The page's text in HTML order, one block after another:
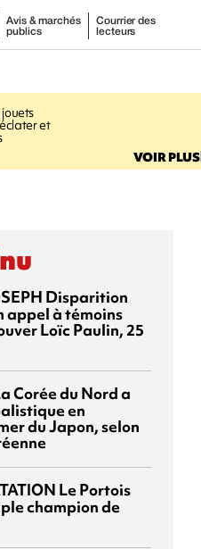
Avis & marchés
publics
Courrier des
lecteurs
et
VOIR PLUS
Disparition
appel à témoins
Loïc Paulin, 25
Corée du Nord a
en
du Japon, selon
Le Portois
champion de